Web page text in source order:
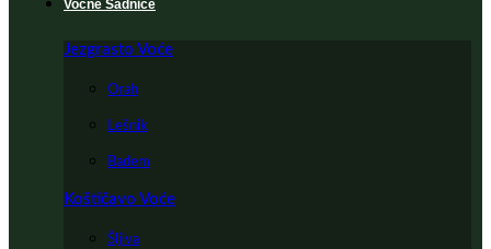
Voćne Sadnice
Jezgrasto Voće
Orah
Lešnik
Badem
Koštičavo Voće
Šljiva